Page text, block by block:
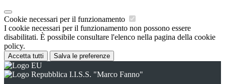
Cookie necessari per il funzionamento
I cookie necessari per il funzionamento non possono essere
disabilitati. È possibile consultare l'elenco nella pagina della cookie
policy.
Accetta tutti Salva le preferenze
I.I.S.S. "Marco Fanno"